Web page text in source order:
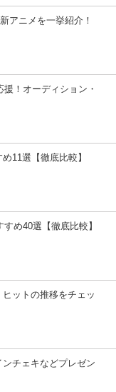
アニメを一挙紹介！
！オーディション・
11選【徹底比較】
め40選【徹底比較】
ットの推移をチェッ
チェキなどプレゼン